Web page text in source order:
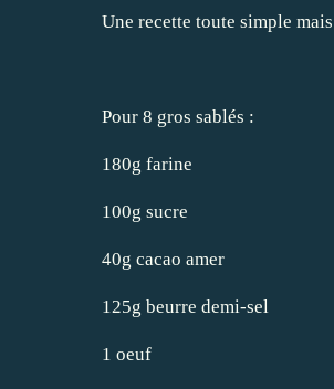
Une recette toute simple
Pour 8 gros sablés :
180g farine
100g sucre
40g cacao amer
125g beurre demi-sel
1 oeuf